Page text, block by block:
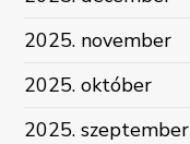
2025. november
2025. október
2025. szeptember